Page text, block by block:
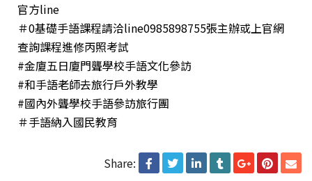
官方line
＃0基礎手語課程請洽line0985898755張主辦或上官網
查詢課程進修丙照考試
#金廈五日廈門聾學校手語文化參訪
#和手語老師去旅行戶外教學
#國內外聾學校手語參訪旅行團
＃手語納入國民教育
Share: